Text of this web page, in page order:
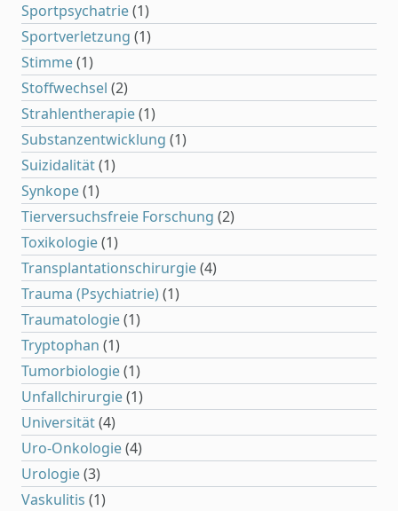
Sportpsychatrie(1)
Sportverletzung (1)
Stimme(1)
Stoffwechsel (2)
Strahlentherapie(1)
Substanzentwicklung (1)
Suizidalität(1)
Synkope(1)
Tierversuchsfreie Forschung (2)
Toxikologie(1)
Transplantationschirurgie(4)
Trauma (Psychiatrie)(1)
Traumatologie(1)
Tryptophan (1)
Tumorbiologie(1)
Unfallchirurgie(1)
Universität(4)
Uro-Onkologie(4)
Urologie(3)
Vaskulitis (1)